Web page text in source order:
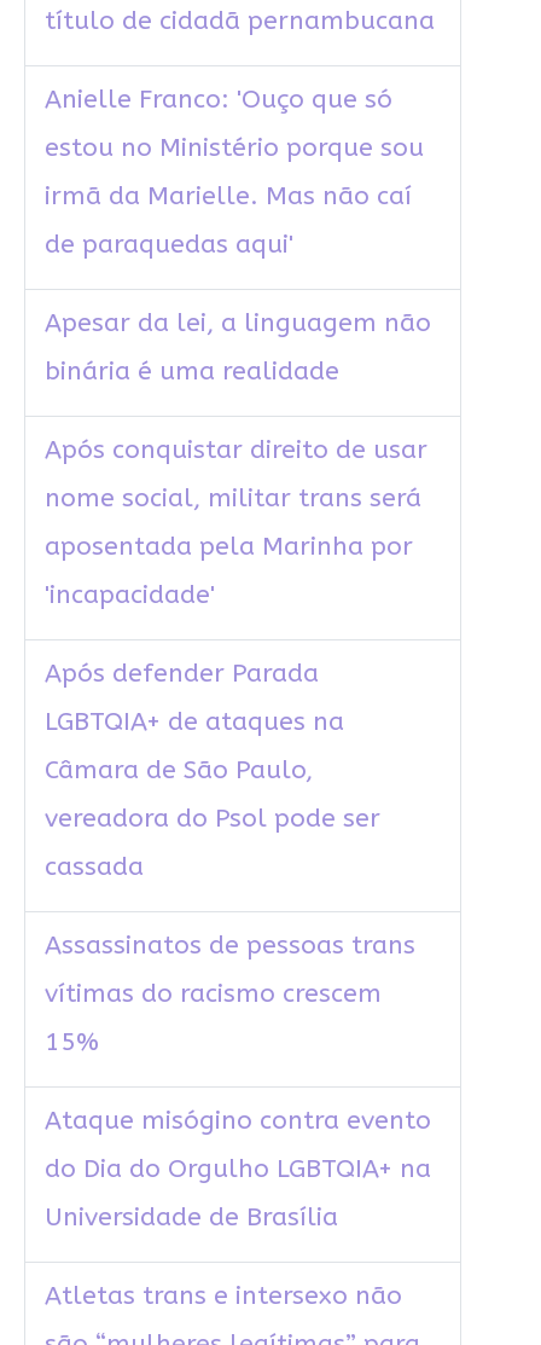
título de cidadã pernambucana
Anielle Franco: 'Ouço que só
estou no Ministério porque sou
irmã da Marielle. Mas não caí
de paraquedas aqui'
Apesar da lei, a linguagem não
binária é uma realidade
Após conquistar direito de usar
nome social, militar trans será
aposentada pela Marinha por
'incapacidade'
Após defender Parada
LGBTQIA+ de ataques na
Câmara de São Paulo,
vereadora do Psol pode ser
cassada
Assassinatos de pessoas trans
vítimas do racismo crescem
15%
Ataque misógino contra evento
do Dia do Orgulho LGBTQIA+ na
Universidade de Brasília
Atletas trans e intersexo não